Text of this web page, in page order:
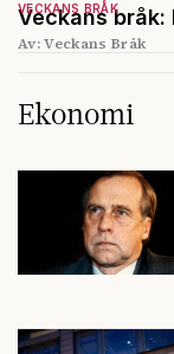
Veckans
VECKANS BRÅK
Av: Veckans Bråk
Ekonomi